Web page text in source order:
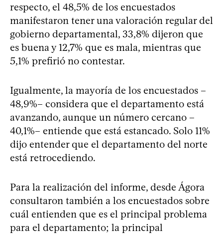
respecto, el 48,5% de los encuestados
manifestaron tener una valoración regular del
gobierno departamental, 33,8% dijeron que
es buena y 12,7% que es mala, mientras que
5,1% prefirió no contestar.
Igualmente, la mayoría de los encuestados –
48,9%– considera que el departamento está
avanzando, aunque un número cercano –
40,1%– entiende que está estancado. Solo 11%
dijo entender que el departamento del norte
está retrocediendo.
Para la realización del informe, desde Ágora
consultaron también a los encuestados sobre
cuál entienden que es el principal problema
para el departamento; la principal